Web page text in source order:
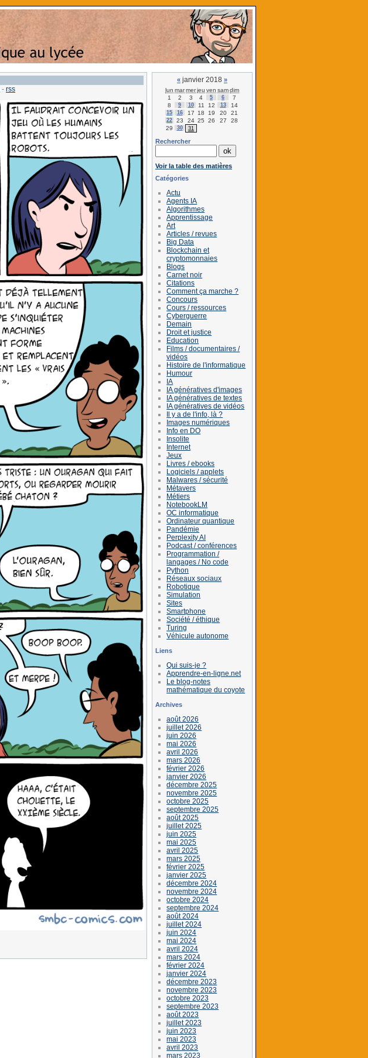
- rss
« janvier 2018 »
lun marmerjeu ven samdim
1
2 3 4 5 6
7
8
9 10 11 12 13 14
15 16 17 18 19 20 21
22 23 24 25 26 27
28
29
30 31
Rechercher
Voir la table des matières
Catégories
Actu
Agents IA
Algorithmes
Apprentissage
Art
Articles / revues
Big Data
Blockchain et
cryptomonnaies
Blogs
Carnet noir
Citations
Comment ça marche ?
Concours
Cours / ressources
Cyberguerre
Demain
Droit et justice
Education
Films / documentaires /
vidéos
Histoire de l'informatique
Humour
IA
IA génératives d'images
IA génératives de textes
IA génératives de vidéos
Il y a de l'info, là ?
Images numériques
Info en DO
Insolite
Internet
Jeux
Livres / ebooks
Logiciels / applets
Malwares / sécurité
Métavers
Métiers
NotebookLM
OC informatique
Ordinateur quantique
Pandémie
Perplexity AI
Podcast / conférences
Programmation /
langages / No code
Python
Réseaux sociaux
Robotique
Simulation
Sites
Smartphone
Société / éthique
Turing
Véhicule autonome
Liens
Qui suis-je ?
Apprendre-en-ligne.net
Le blog-notes
mathématique du coyote
Archives
août 2026
juillet 2026
juin 2026
mai 2026
avril 2026
mars 2026
février 2026
janvier 2026
décembre 2025
novembre 2025
octobre 2025
septembre 2025
août 2025
juillet 2025
juin 2025
mai 2025
avril 2025
mars 2025
février 2025
janvier 2025
décembre 2024
novembre 2024
octobre 2024
septembre 2024
août 2024
juillet 2024
juin 2024
mai 2024
avril 2024
mars 2024
février 2024
janvier 2024
décembre 2023
novembre 2023
octobre 2023
septembre 2023
août 2023
juillet 2023
juin 2023
mai 2023
avril 2023
mars 2023